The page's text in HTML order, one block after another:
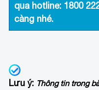
qua hotline: 1800
càng nhé.
Lưu ý: Thông tin trong